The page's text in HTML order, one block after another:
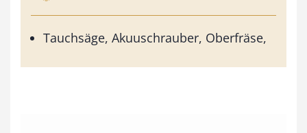
Tauchsäge, Akuuschrauber, Oberfräse,